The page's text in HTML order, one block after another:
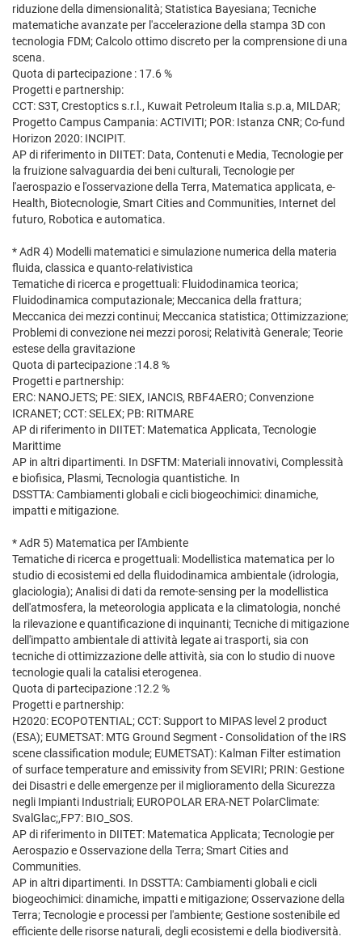
riduzione della dimensionalità; Statistica Bayesiana; Tecniche
matematiche avanzate per l'accelerazione della stampa 3D con
tecnologia FDM; Calcolo ottimo discreto per la comprensione di una
scena.
Quota di partecipazione : 17.6 %
Progetti e partnership:
CCT: S3T, Crestoptics s.r.l., Kuwait Petroleum Italia s.p.a, MILDAR;
Progetto Campus Campania: ACTIVITI; POR: Istanza CNR; Co-fund
Horizon 2020: INCIPIT.
AP di riferimento in DIITET: Data, Contenuti e Media, Tecnologie per
la fruizione salvaguardia dei beni culturali, Tecnologie per
l'aerospazio e l'osservazione della Terra, Matematica applicata, e-
Health, Biotecnologie, Smart Cities and Communities, Internet del
futuro, Robotica e automatica.
* AdR 4) Modelli matematici e simulazione numerica della materia
fluida, classica e quanto-relativistica
Tematiche di ricerca e progettuali: Fluidodinamica teorica;
Fluidodinamica computazionale; Meccanica della frattura;
Meccanica dei mezzi continui; Meccanica statistica; Ottimizzazione;
Problemi di convezione nei mezzi porosi; Relatività Generale; Teorie
estese della gravitazione
Quota di partecipazione :14.8 %
Progetti e partnership:
ERC: NANOJETS; PE: SIEX, IANCIS, RBF4AERO; Convenzione
ICRANET; CCT: SELEX; PB: RITMARE
AP di riferimento in DIITET: Matematica Applicata, Tecnologie
Marittime
AP in altri dipartimenti. In DSFTM: Materiali innovativi, Complessità
e biofisica, Plasmi, Tecnologia quantistiche. In
DSSTTA: Cambiamenti globali e cicli biogeochimici: dinamiche,
impatti e mitigazione.
* AdR 5) Matematica per l'Ambiente
Tematiche di ricerca e progettuali: Modellistica matematica per lo
studio di ecosistemi ed della fluidodinamica ambientale (idrologia,
glaciologia); Analisi di dati da remote-sensing per la modellistica
dell'atmosfera, la meteorologia applicata e la climatologia, nonché
la rilevazione e quantificazione di inquinanti; Tecniche di mitigazione
dell'impatto ambientale di attività legate ai trasporti, sia con
tecniche di ottimizzazione delle attività, sia con lo studio di nuove
tecnologie quali la catalisi eterogenea.
Quota di partecipazione :12.2 %
Progetti e partnership:
H2020: ECOPOTENTIAL; CCT: Support to MIPAS level 2 product
(ESA); EUMETSAT: MTG Ground Segment - Consolidation of the IRS
scene classification module; EUMETSAT): Kalman Filter estimation
of surface temperature and emissivity from SEVIRI; PRIN: Gestione
dei Disastri e delle emergenze per il miglioramento della Sicurezza
negli Impianti Industriali; EUROPOLAR ERA-NET PolarClimate:
SvalGlac;,FP7: BIO_SOS.
AP di riferimento in DIITET: Matematica Applicata; Tecnologie per
Aerospazio e Osservazione della Terra; Smart Cities and
Communities.
AP in altri dipartimenti. In DSSTTA: Cambiamenti globali e cicli
biogeochimici: dinamiche, impatti e mitigazione; Osservazione della
Terra; Tecnologie e processi per l'ambiente; Gestione sostenibile ed
efficiente delle risorse naturali, degli ecosistemi e della biodiversità.